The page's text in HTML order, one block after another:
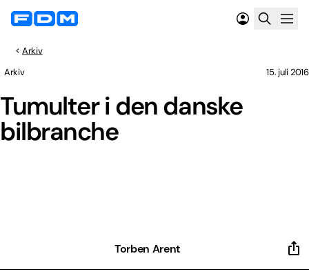
Arkiv
Tumulter i den danske
bilbranche
Arkiv 15. juli 2016
Torben Arent